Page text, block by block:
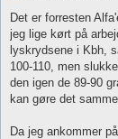
d
æ
g
Det er forresten
jeg lige kørt på
lyskrydsene i Kbh,
100-110, men
den igen de 89-90
kan gøre det samme.
Da jeg ankommer